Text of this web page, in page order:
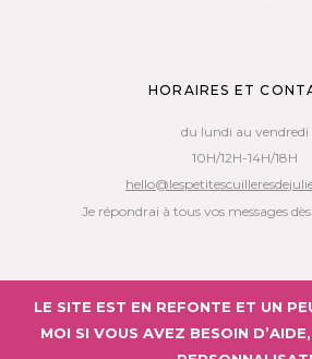
HORAIRES ET
du lundi au vendredi
10H/12H-14H/18H
Je répondrai à tous vos messages
Copyright 2018 – Les Petites